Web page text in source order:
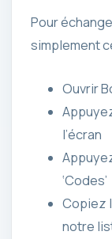
Pour
simplement
Ouvrir
l’écran
‘Codes’
Copiez
notre